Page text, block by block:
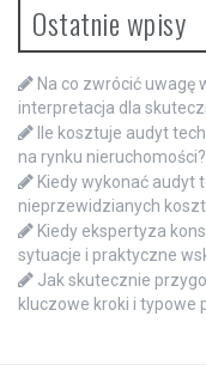
Ostatnie wpisy
Na co zwrócić uwagę
interpretacja dla
Ile kosztuje audyt
na rynku nieruchomości?
Kiedy wykonać audyt
nieprzewidzianych
Kiedy ekspertyza
sytuacje i praktyczne
Jak skutecznie
kluczowe kroki i typowe